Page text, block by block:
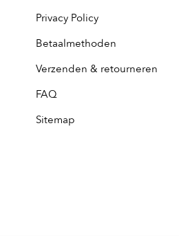
Privacy Policy
Betaalmethoden
Verzenden & retourneren
FAQ
Sitemap